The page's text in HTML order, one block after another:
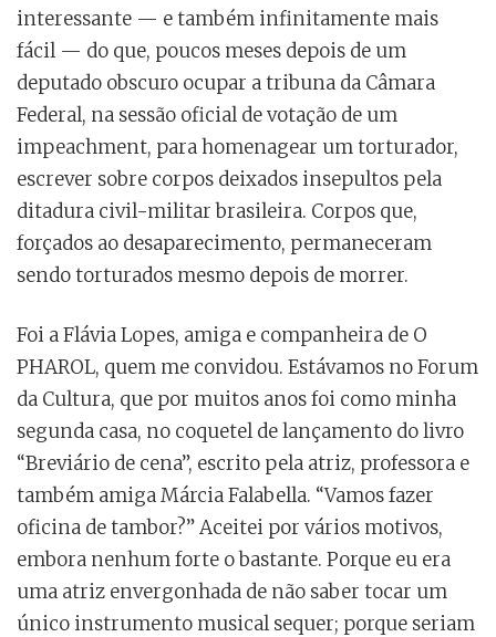
interessante — e também infinitamente mais
fácil — do que, poucos meses depois de um
deputado obscuro ocupar a tribuna da Câmara
Federal, na sessão oficial de votação de um
impeachment, para homenagear um torturador,
escrever sobre corpos deixados insepultos pela
ditadura civil-militar brasileira. Corpos que,
forçados ao desaparecimento, permaneceram
sendo torturados mesmo depois de morrer.
Foi a Flávia Lopes, amiga e companheira de O
PHAROL, quem me convidou. Estávamos no Forum
da Cultura, que por muitos anos foi como minha
segunda casa, no coquetel de lançamento do livro
“Breviário de cena”, escrito pela atriz, professora e
também amiga Márcia Falabella. “Vamos fazer
oficina de tambor?” Aceitei por vários motivos,
embora nenhum forte o bastante. Porque eu era
uma atriz envergonhada de não saber tocar um
único instrumento musical sequer; porque seriam